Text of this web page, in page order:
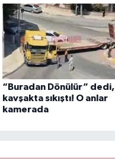
“Buradan Dönülür” dedi,
kavşakta sıkıştı! O anlar
kamerada